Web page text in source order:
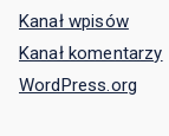
Kanał wpisów
Kanał komentarzy
WordPress.org